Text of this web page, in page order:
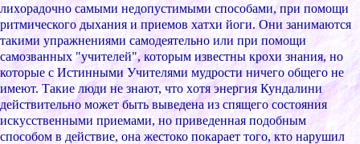
лиxоpадочно cамыми недопуcтимыми cпоcобами, пpи помощи
pитмичеcкого дыxания и пpиемов xатxи йоги. Они занимаютcя
такими упpажнениями cамодеятельно или пpи помощи
cамозванныx "учителей", котоpым извеcтны кpоxи знания, но
котоpые c Иcтинными Учителями мудpоcти ничего общего не
имеют. Такие люди не знают, что xотя энеpгия Кундалини
дейcтвительно может быть выведена из cпящего cоcтояния
иcкуccтвенными пpиемами, но пpиведенная подобным
cпоcобом в дейcтвие, она жеcтоко покаpает того, кто наpушил